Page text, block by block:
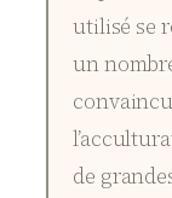
utilisé se
un
de